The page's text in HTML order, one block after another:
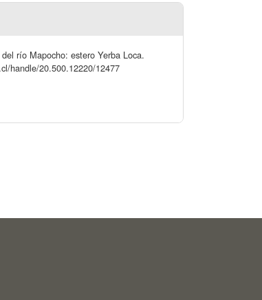
río Mapocho: estero Yerba Loca.
handle/20.500.12220/12477